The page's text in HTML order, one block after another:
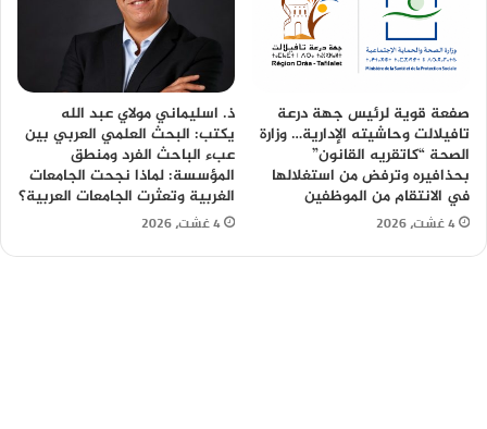
صفعة قوية لرئيس جهة درعة
تافيلالت وحاشيته الإدارية… وزارة
الصحة “كاتقريه القانون”
بحذافيره وترفض من استغلالها
في الانتقام من الموظفين
4 غشت، 2026
ذ. اسليماني مولاي عبد الله
يكتب: البحث العلمي العربي بين
عبء الباحث الفرد ومنطق
المؤسسة: لماذا نجحت الجامعات
الغربية وتعثرت الجامعات العربية؟
4 غشت، 2026